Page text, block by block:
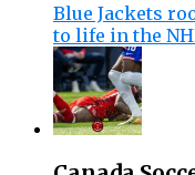
Blue Jackets
to life in the